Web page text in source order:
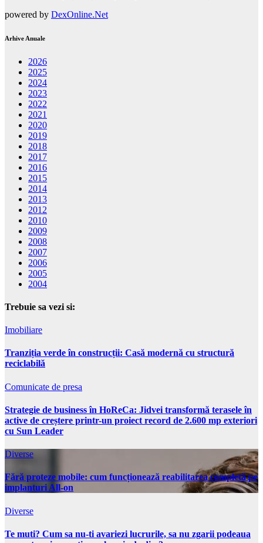
powered by DexOnline.Net
Arhive Anuale
2026
2025
2024
2023
2022
2021
2020
2019
2018
2017
2016
2015
2014
2013
2012
2010
2009
2008
2007
2006
2005
2004
Trebuie sa vezi si:
Imobiliare
Tranziția verde în construcții: Casă modernă cu structură
reciclabilă
Comunicate de presa
Strategie de business în HoReCa: Jidvei transformă terasele în
active de creștere printr-un proiect record de 2.600 mp exteriori
cu Sun Leader
Diverse
Fără proteze mobile: cum funcționează reabilitarea completă pe
implanturi All-on
Diverse
Te muti? Cum sa nu-ti avariezi lucrurile, sa nu zgarii podeaua